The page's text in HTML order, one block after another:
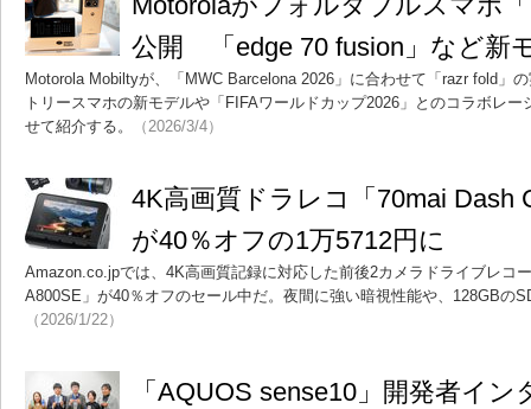
公開 「edge 70 fusion」など新
Motorola Mobiltyが、「MWC Barcelona 2026」に合わせて「razr fold」
トリースマホの新モデルや「FIFAワールドカップ2026」とのコラボレ
せて紹介する。
（2026/3/4）
4K高画質ドラレコ「70mai Dash
が40％オフの1万5712円に
Amazon.co.jpでは、4K高画質記録に対応した前後2カメラドライブレコ
A800SE」が40％オフのセール中だ。夜間に強い暗視性能や、128GBの
（2026/1/22）
「AQUOS sense10」開発者イ